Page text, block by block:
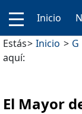
Inicio
Estás
aquí:
Inicio G
El Mayor